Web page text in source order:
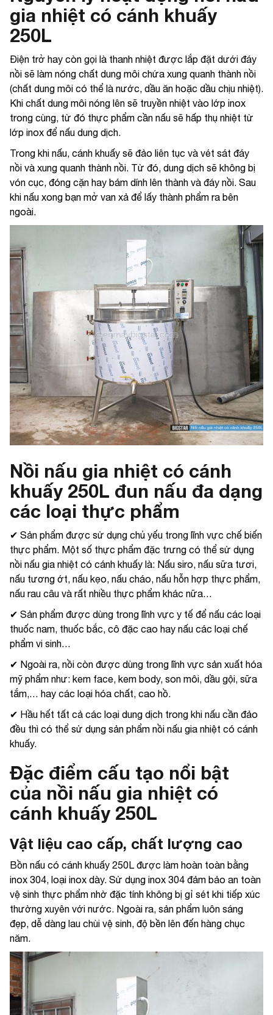
gia nhiệt có cánh khuấy
250L
Điện trở hay còn gọi là thanh nhiệt được lắp đặt dưới đáy
nồi sẽ làm nóng chất dung môi chứa xung quanh thành nồi
(chất dung môi có thể là nước, dầu ăn hoặc dầu chịu nhiệt).
Khi chất dung môi nóng lên sẽ truyền nhiệt vào lớp inox
trong cùng, từ đó thực phẩm cần nấu sẽ hấp thụ nhiệt từ
lớp inox để nấu dung dịch.
Trong khi nấu, cánh khuấy sẽ đảo liên tục và vét sát đáy
nồi và xung quanh thành nồi. Từ đó, dung dịch sẽ không bị
vón cục, đóng cặn hay bám dính lên thành và đáy nồi. Sau
khi nấu xong bạn mở van xả để lấy thành phẩm ra bên
ngoài.
Nồi nấu gia nhiệt có cánh
khuấy 250L đun nấu đa dạng
các loại thực phẩm
✔ Sản phẩm được sử dụng chủ yếu trong lĩnh vực chế biến
thực phẩm. Một số thực phẩm đặc trưng có thể sử dụng
nồi nấu gia nhiệt có cánh khuấy là: Nấu siro, nấu sữa tươi,
nấu tương ớt, nấu kẹo, nấu cháo, nấu hỗn hợp thực phẩm,
nấu rau câu và rất nhiều thực phẩm khác nữa…
✔ Sản phẩm được dùng trong lĩnh vực y tế để nấu các loại
thuốc nam, thuốc bắc, cô đặc cao hay nấu các loại chế
phẩm vi sinh…
✔ Ngoài ra, nồi còn được dùng trong lĩnh vực sản xuất hóa
mỹ phẩm như: kem face, kem body, son môi, dầu gội, sữa
tắm,… hay các loại hóa chất, cao hồ.
✔ Hầu hết tất cả các loại dung dịch trong khi nấu cần đảo
đều thì có thể sử dụng sản phẩm nồi nấu gia nhiệt có cánh
khuấy.
Đặc điểm cấu tạo nổi bật
của nồi nấu gia nhiệt có
cánh khuấy 250L
Vật liệu cao cấp, chất lượng cao
Bồn nấu có cánh khuấy 250L được làm hoàn toàn bằng
inox 304, loại inox dày. Sử dụng inox 304 đảm bảo an toàn
vệ sinh thực phẩm nhờ đặc tính không bị gỉ sét khi tiếp xúc
thường xuyên với nước. Ngoài ra, sản phẩm luôn sáng
đẹp, dễ dàng lau chùi vệ sinh, độ bền lên đến hàng chục
năm.